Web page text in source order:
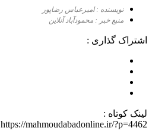
نویسنده : امیرعباس رضاپور
منبع خبر : محمودآباد آنلاین
اشتراک گذاری :
لینک کوتاه :
https://mahmoudabadonline.ir/?p=4462